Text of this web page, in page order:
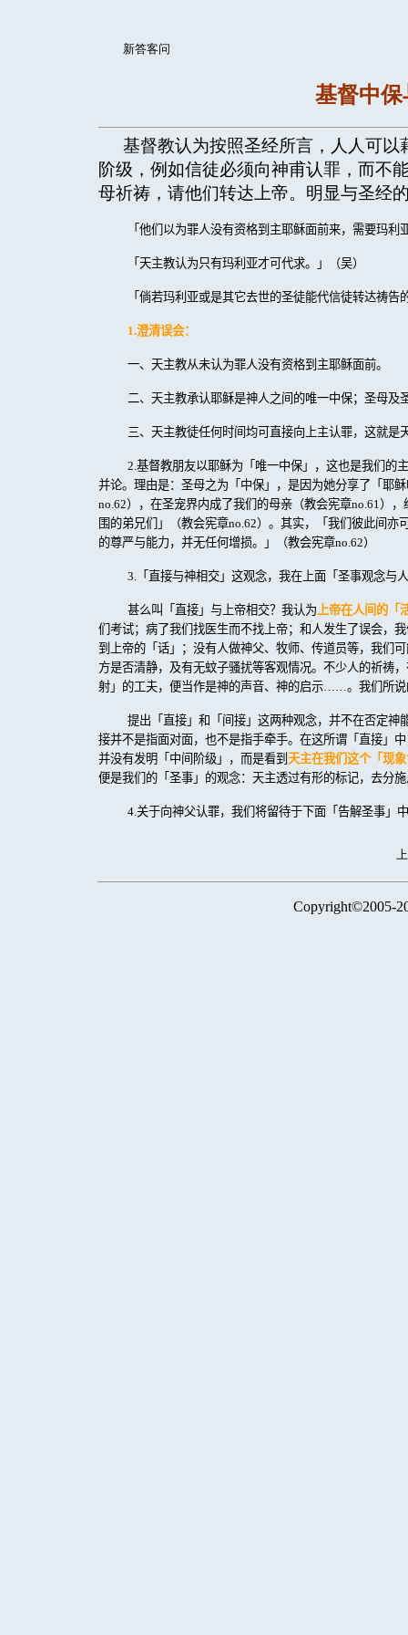
新答客问
基督中
基督教认为按照圣经所言，人人可
阶级，例如信徒必须向神甫认罪，而不
母祈祷，请他们转达上帝。明显与圣经
「他们以为罪人没有资格到主耶稣面前来，需要玛利
「天主教认为只有玛利亚才可代求。」（吴）
「倘若玛利亚或是其它去世的圣徒能代信徒转达祷
1.澄清误会：
一、天主教从未认为罪人没有资格到主耶稣面前。
二、天主教承认耶稣是神人之间的唯一中保；圣母及
三、天主教徒任何时间均可直接向上主认罪，这就是
2.基督教朋友以耶稣为「唯一中保」，这也是我们的
并论。理由是：圣母之为「中保」，是因为她分享了「耶
no.62），在圣宠界内成了我们的母亲（教会宪章no.61），
围的弟兄们」（教会宪章no.62）。其实，「我们彼此间亦
的尊严与能力，并无任何增损。」（教会宪章no.62）
3. 「直接与神相交」这观念，我在上面「圣事观念
甚么叫「直接」与上帝相交？我认为上帝在人间的「
们考试；病了我们找医生而不找上帝；和人发生了误会，
到上帝的「话」；没有人做神父、牧师、传道员等，我们
方是否清静，及有无蚊子骚扰等客观情况。不少人的祈祷
射」的工夫，便当作是神的声音、神的启示……。我们所
提出「直接」和「间接」这两种观念，并不在否定
接并不是指面对面，也不是指手牵手。在这所谓「直接」
并没有发明「中间阶级」，而是看到 天主在我们这个「现
便是我们的「圣事」的观念：天主透过有形的标记，去分
4.关于向神父认罪，我们将留待于下面「告解圣事」
Copyright©2005-